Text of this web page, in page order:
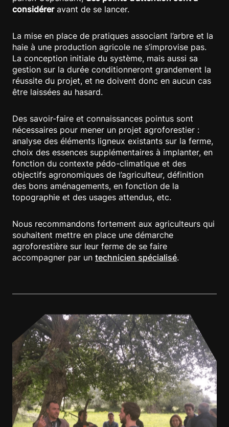
considéreravant de se lancer.
La mise en place de pratiques associant l’arbre et la
haie à une production agricole ne s’improvise pas.
La conception initiale du système, mais aussi sa
gestion sur la durée conditionneront grandement la
réussite du projet, et ne doivent donc en aucun cas
être laissées au hasard.
Des savoir-faire et connaissances pointus sont
nécessaires pour mener un projet agroforestier :
analyse des éléments ligneux existants sur la ferme,
choix des essences supplémentaires à implanter, en
fonction du contexte pédo-climatique et des
objectifs agronomiques de l’agriculteur, définition
des bons aménagements, en fonction de la
topographie et des usages attendus, etc.
Nous recommandons fortement aux agriculteurs qui
souhaitent mettre en place une démarche
agroforestière sur leur ferme de se faire
accompagner par un technicien spécialisé.